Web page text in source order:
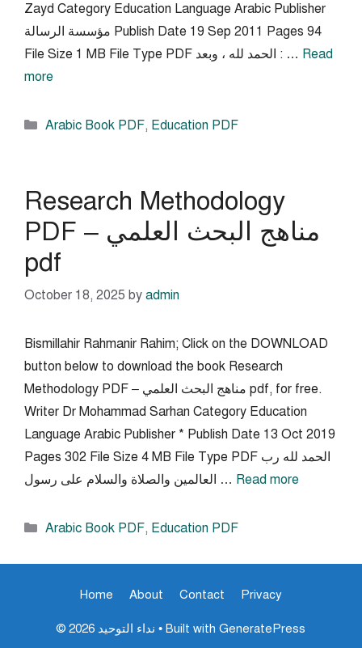
Zayd Category Education Language Arabic Publisher
مؤسسة الرسالة Publish Date 19 Sep 2011 Pages 94
File Size 1 MB File Type PDF الحمد لله ، وبعد : … Read
more
Categories
Arabic Book PDF, Education PDF
Research Methodology
PDF – مناهج البحث العلمي
pdf
October 18, 2025 by admin
Bismillahir Rahmanir Rahim; Click on the DOWNLOAD
button below to download the book Research
Methodology PDF – مناهج البحث العلمي pdf, for free.
Writer Dr Mohammad Sarhan Category Education
Language Arabic Publisher * Publish Date 13 Oct 2019
Pages 302 File Size 4 MB File Type PDF الحمد لله رب
العالمين والصلاة والسلام على رسول … Read more
Categories
Arabic Book PDF, Education PDF
Home About Contact Privacy
© 2026 نداء التوحيد • Built with GeneratePress